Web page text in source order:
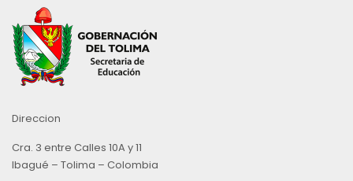
Direccion
Cra. 3 entre Calles 10A y 11
Ibagué – Tolima – Colombia